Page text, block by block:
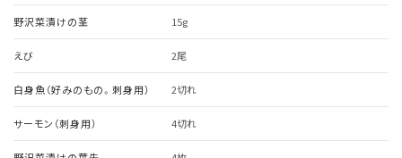
野沢菜漬けの茎 15g
えび 2尾
白身魚（好みのもの。刺身用） 2切れ
サーモン（刺身用） 4切れ